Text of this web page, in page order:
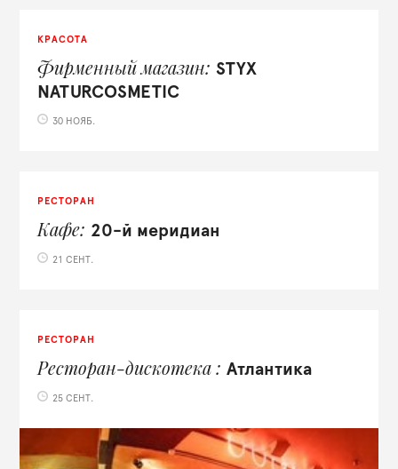
КРАСОТА
Фирменный магазин
STYX
NATURCOSMETIC
30 НОЯБ.
РЕСТОРАН
Кафе 20-й меридиан
21 СЕНТ.
РЕСТОРАН
Ресторан-дискотека Атлантика
25 СЕНТ.